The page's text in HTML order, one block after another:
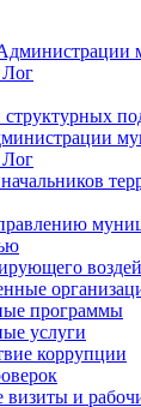
Лог
Лог
программы
услуги
коррупции
и